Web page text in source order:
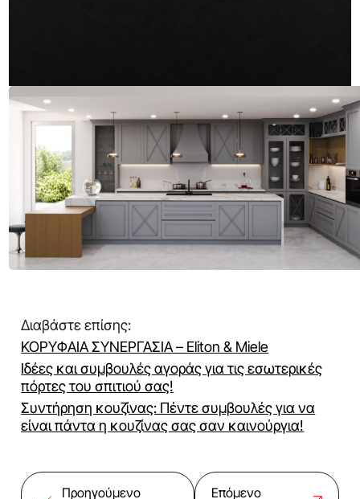
Διαβάστε επίσης:
ΚΟΡΥΦΑΙΑ ΣΥΝΕΡΓΑΣΙΑ – Eliton & Miele
Ιδέες και συμβουλές αγοράς για τις εσωτερικές
πόρτες του σπιτιού σας!
Συντήρηση κουζίνας: Πέντε συμβουλές για να
είναι πάντα η κουζίνας σας σαν καινούργια!
Προηγούμενο
Επόμενο